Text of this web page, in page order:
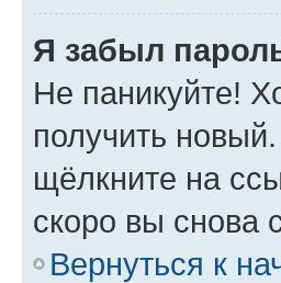
Я забыл
Не паникуйте!
получить
щёлкните на
скоро вы снова
Вернуться к